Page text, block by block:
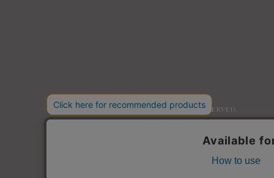
COPYRIGHT © ORIBE ALL RIGHTS RESERVED.